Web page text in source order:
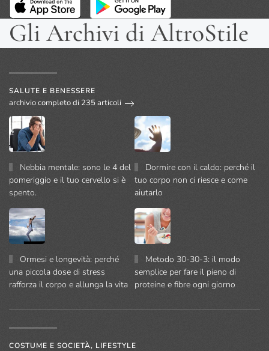
Gli Archivi di AltroStile
SALUTE E BENESSERE
archivio completo di 235 articoli
Nebbia mentale: sono le 4 del
pomeriggio e il tuo cervello si è
spento.
Dormire con il caldo: perché il
tuo corpo non ci riesce e come
aiutarlo
Ormesi e longevità: perché
una piccola dose di stress
rafforza il corpo e allunga la vita
Metodo 30-30-3: il modo
semplice per fare il pieno di
proteine e fibre ogni giorno
COSTUME E SOCIETÀ, LIFESTYLE